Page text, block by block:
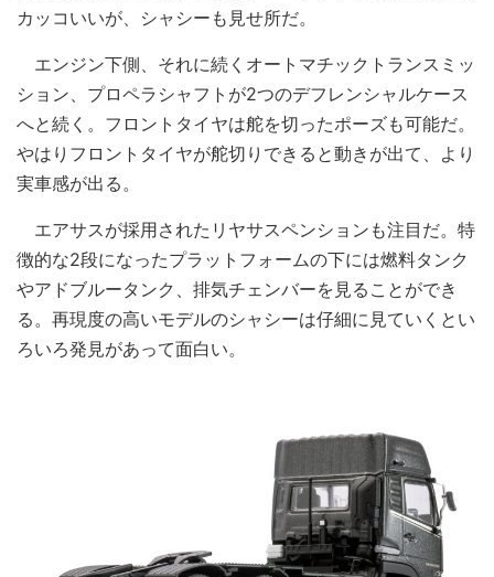
カッコいいが、シャシーも見せ所だ。
エンジン下側、それに続くオートマチックトランスミッ
ション、プロペラシャフトが2つのデフレンシャルケース
へと続く。フロントタイヤは舵を切ったポーズも可能だ。
やはりフロントタイヤが舵切りできると動きが出て、より
実車感が出る。
エアサスが採用されたリヤサスペンションも注目だ。特
徴的な2段になったプラットフォームの下には燃料タンク
やアドブルータンク、排気チェンバーを見ることができ
る。再現度の高いモデルのシャシーは仔細に見ていくとい
ろいろ発見があって面白い。